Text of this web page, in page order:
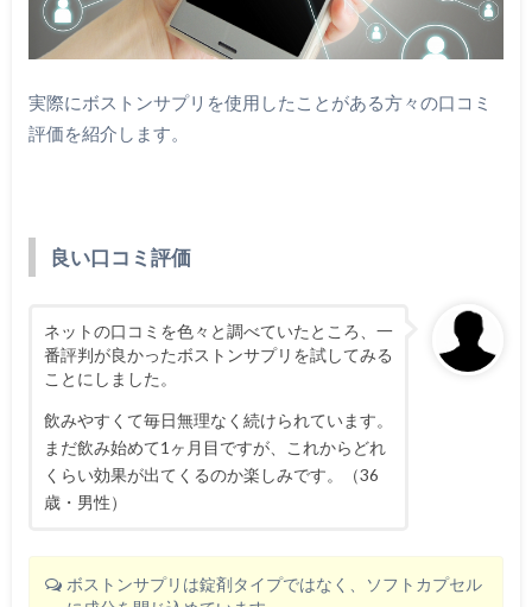
実際にボストンサプリを使用したことがある方々の口コミ
評価を紹介します。
良い口コミ評価
ネットの口コミを色々と調べていたところ、一
番評判が良かったボストンサプリを試してみる
ことにしました。
飲みやすくて毎日無理なく続けられています。
まだ飲み始めて1ヶ月目ですが、これからどれ
くらい効果が出てくるのか楽しみです。（36
歳・男性）
ボストンサプリは錠剤タイプではなく、ソフトカプセル